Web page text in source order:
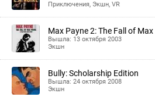
Приключения, Экшн, VR
Max Payne 2: The Fall of
Вышла: 13 октября 2003
Экшн
Bully: Scholarship Edition
Вышла: 24 октября 2008
Экшн